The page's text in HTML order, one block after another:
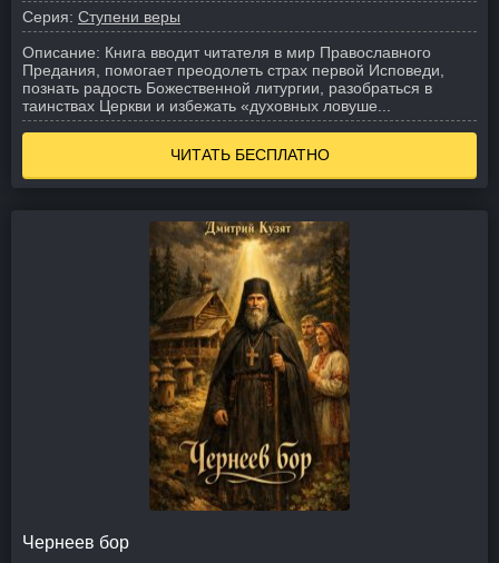
Серия: Ступени веры
Описание: Книга вводит читателя в мир Православного
Предания, помогает преодолеть страх первой Исповеди,
познать радость Божественной литургии, разобраться в
таинствах Церкви и избежать «духовных ловуше...
ЧИТАТЬ БЕСПЛАТНО
Чернеев бор